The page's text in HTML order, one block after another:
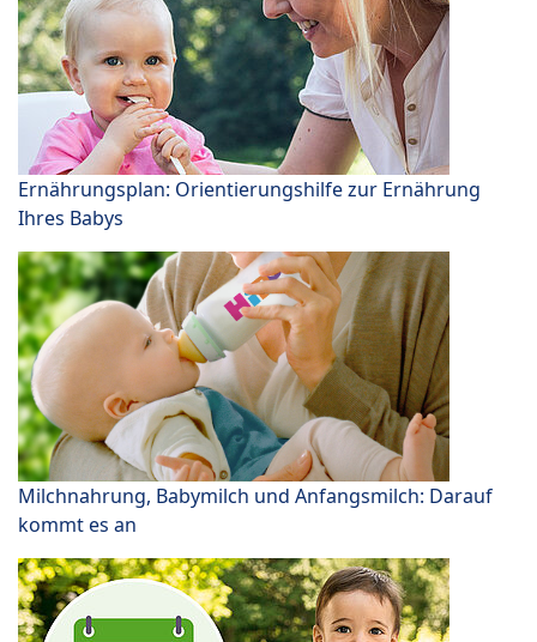
Ernährungsplan: Orientierungshilfe zur Ernährung
Ihres Babys
Milchnahrung, Babymilch und Anfangsmilch: Darauf
kommt es an